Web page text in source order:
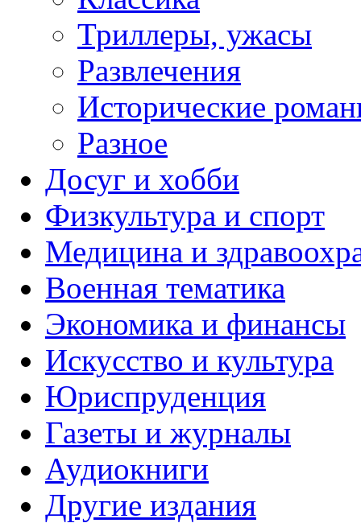
Триллеры, ужасы
Развлечения
Исторические
Разное
Досуг и хобби
Физкультура и спорт
Медицина и
Военная тематика
Экономика и финансы
Искусство и культура
Юриспруденция
Газеты и журналы
Аудиокниги
Другие издания